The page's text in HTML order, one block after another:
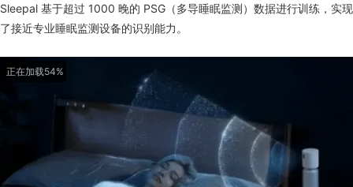
Sleepal 基于超过 1000 晚的 PSG（多导睡眠监测）数据进行训练，实现
了接近专业睡眠监测设备的识别能力。
正在加载72%